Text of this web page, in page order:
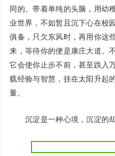
同的。带着单纯的头脑，用幼
业世界，不如暂且沉下心在校
俱备，只欠东风时，再用你这
来，等待你的便是康庄大道。
它会使你止步不前，甚至跌入
载经验与智慧，挂在太阳升起
量。
沉淀是一种心境，沉淀的却